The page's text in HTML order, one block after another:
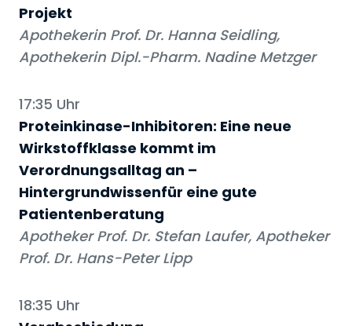
Projekt
Apothekerin Prof. Dr. Hanna Seidling,
Apothekerin Dipl.-Pharm. Nadine Metzger
17:35 Uhr
Proteinkinase-Inhibitoren: Eine neue
Wirkstoffklasse kommt im
Verordnungsalltag an –
Hintergrundwissenfür eine gute
Patientenberatung
Apotheker Prof. Dr. Stefan Laufer, Apotheker
Prof. Dr. Hans-Peter Lipp
18:35 Uhr